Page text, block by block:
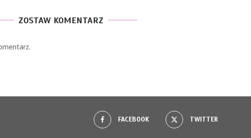
ZOSTAW KOMENTARZ
FACEBOOK TWITTER